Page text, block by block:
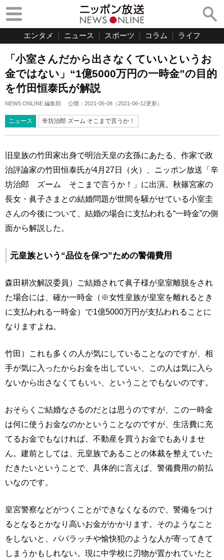
エンタメ ニュース スポーツ コラム ライフ
「小室さんだから出さなくていいというお
金ではない」“1億5000万円の一時金”の目的
を竹田恒泰氏が解説
NEWS ONLINE 編集部 公開： 2021-05-08 （2021-06-12更新）
ニュース 辛坊治郎 ズーム そこまで言うか！
旧皇族の竹田家出身で明治天皇の玄孫にあたる、作家で政
治評論家の竹田恒泰氏が4月27日（火）、ニッポン放送「辛
坊治郎 ズーム そこまで言うか！」に出演。秋篠宮家の
長女・眞子さまとの結婚問題が世間を騒がせている小室圭
さんの今後について、結婚の場合に支払われる“一時金”の側
面から解説した。
元皇族という“品位を保つ”ための警備費用
森田耕次解説委員）ご結婚されて眞子様が皇室離脱をされ
た場合には、確か一時金（※女性皇族が皇室を離れるとき
に支払われる一時金）で1億5000万円が支払われることに
なりますよね。
竹田）これも多くの人が気にしていることなのですが、相
手が気に入ったからお金を出していい、この人は気に入ら
ないから出さなくてもいい、ということでもないのです。
おそらくご結婚なさるのだとは思うのですが、この一時金
は何に使うお金なのかということなのですが、生活費に充
てるお金でもなければ、不動産を買うお金でもありませ
ん。建前としては、元皇族であることの体裁を整えていた
だきたいということで、具体的に言えば、警備費用の前払
いなのです。
皇宮警察などがつくことができなくなるので、警備をつけ
るとなるとかなり高いお金がかかります。そのようなこと
をしないと、パパラッチや愉快犯のような人が寄ってきて
しまうかもしれない。現に中学校に刃物が置かれていたと